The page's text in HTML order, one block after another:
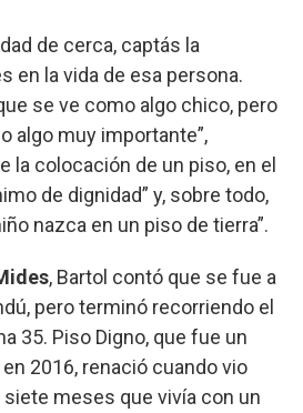
de cerca, captás la
en la vida de esa persona.
se ve como algo chico, pero
algo muy importante”,
la colocación de un piso, en el
de dignidad” y, sobre todo,
nazca en un piso de tierra”.
, Bartol contó que se fue a
pero terminó recorriendo el
35. Piso Digno, que fue un
2016, renació cuando vio
siete meses que vivía con un